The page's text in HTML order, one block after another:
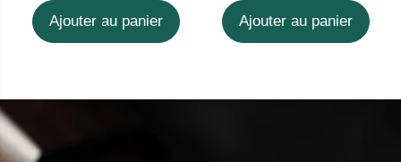
Ajouter au panier Ajouter au panier